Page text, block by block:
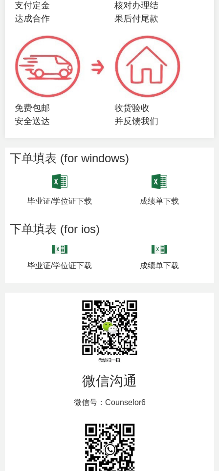
支付定金
达成合作
核对办理结
果后付尾款
免费包邮
安全送达
收货验收
并反馈我们
下单填表 (for windows)
毕业证/学位证下载 成绩单下载
下单填表 (for ios)
毕业证/学位证下载 成绩单下载
微信沟通
微信号：Counselor6